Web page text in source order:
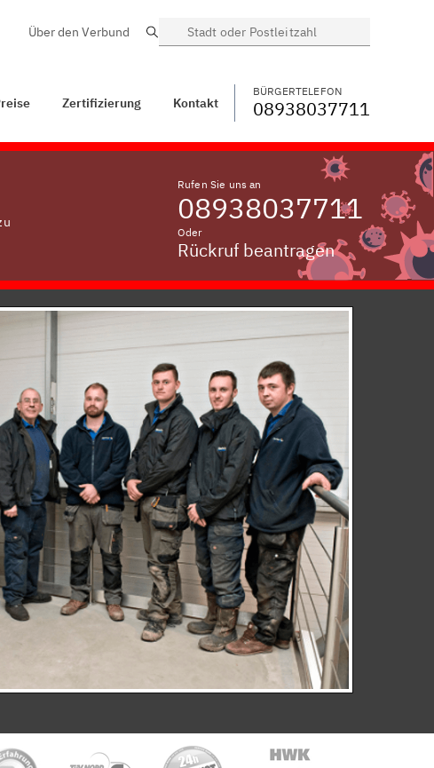
BÜRGERTELEFON WECHSELN
Über den Verbund Suche
Zertifizierung Kontakt
BÜRGERTELEFON
08938037711
Rufen Sie uns an
08938037711
Oder
Rückruf beantragen